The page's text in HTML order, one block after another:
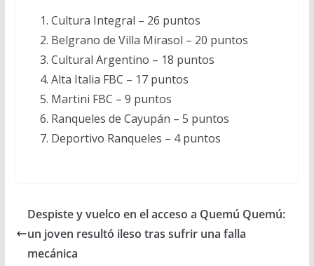
Cultura Integral – 26 puntos
Belgrano de Villa Mirasol – 20 puntos
Cultural Argentino – 18 puntos
Alta Italia FBC – 17 puntos
Martini FBC – 9 puntos
Ranqueles de Cayupán – 5 puntos
Deportivo Ranqueles – 4 puntos
Despiste y vuelco en el acceso a Quemú Quemú:
un joven resultó ileso tras sufrir una falla
mecánica